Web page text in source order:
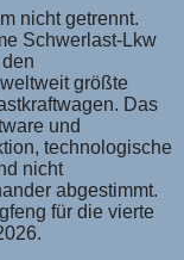
nicht getrennt.
Schwerlast-Lkw
größte
Das
und
technologische
nicht
abgestimmt.
für die vierte